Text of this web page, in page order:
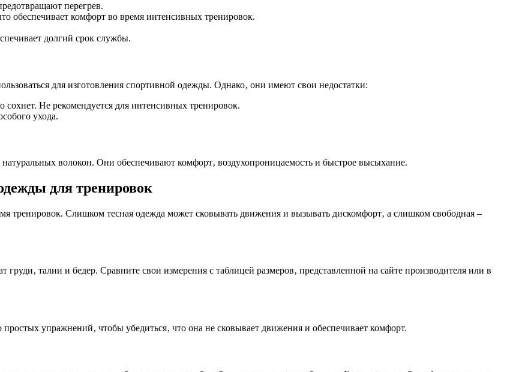
перегрев.
обеспечивает комфорт во время интенсивных тренировок.
долгий срок службы.
для изготовления спортивной одежды. Однако‚ они имеют свои недостатки:
Не рекомендуется для интенсивных тренировок.
ухода.
волокон. Они обеспечивают комфорт‚ воздухопроницаемость и быстрое высыхание.
для тренировок
тренировок. Слишком тесная одежда может сковывать движения и вызывать дискомфорт‚ а слишком свободная –
талии и бедер. Сравните свои измерения с таблицей размеров‚ представленной на сайте производителя или в
упражнений‚ чтобы убедиться‚ что она не сковывает движения и обеспечивает комфорт.